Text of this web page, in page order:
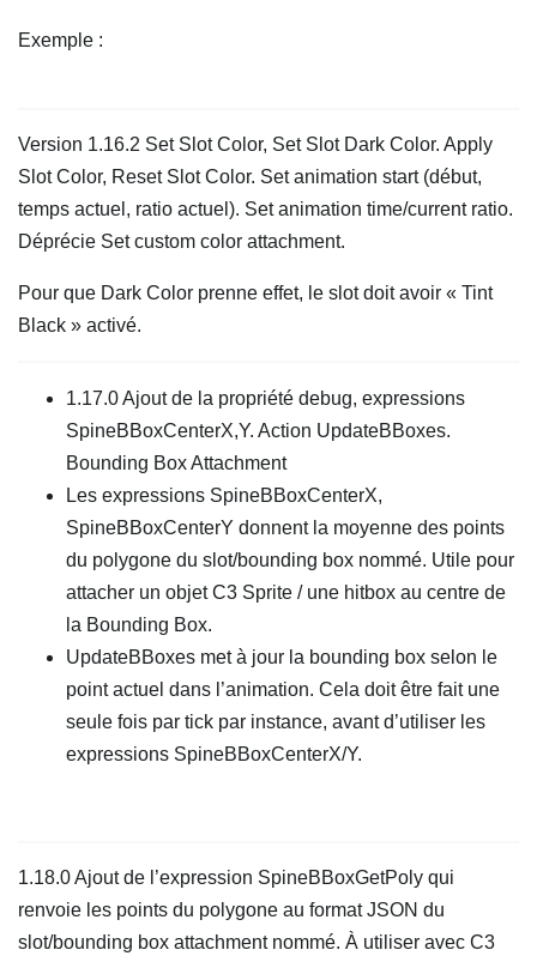
Exemple :
Version 1.16.2 Set Slot Color, Set Slot Dark Color. Apply
Slot Color, Reset Slot Color. Set animation start (début,
temps actuel, ratio actuel). Set animation time/current ratio.
Déprécie Set custom color attachment.
Pour que Dark Color prenne effet, le slot doit avoir « Tint
Black » activé.
1.17.0 Ajout de la propriété debug, expressions
SpineBBoxCenterX,Y. Action UpdateBBoxes.
Bounding Box Attachment
Les expressions SpineBBoxCenterX,
SpineBBoxCenterY donnent la moyenne des points
du polygone du slot/bounding box nommé. Utile pour
attacher un objet C3 Sprite / une hitbox au centre de
la Bounding Box.
UpdateBBoxes met à jour la bounding box selon le
point actuel dans l’animation. Cela doit être fait une
seule fois par tick par instance, avant d’utiliser les
expressions SpineBBoxCenterX/Y.
1.18.0 Ajout de l’expression SpineBBoxGetPoly qui
renvoie les points du polygone au format JSON du
slot/bounding box attachment nommé. À utiliser avec C3